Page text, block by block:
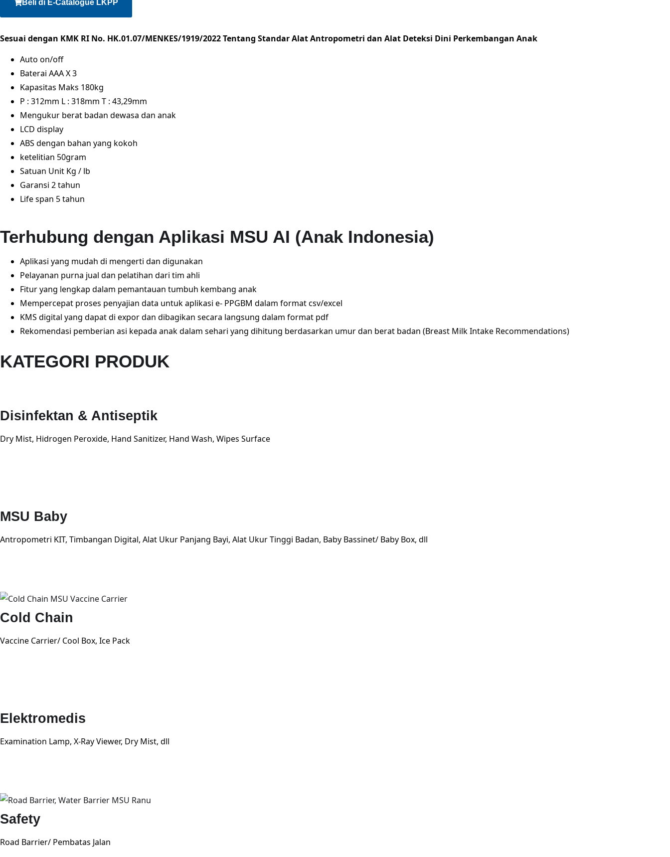
Beli di E-Catalogue LKPP
Sesuai dengan KMK RI No. HK.01.07/MENKES/1919/2022Tentang Standar Alat Antropometri dan Alat Deteksi Dini Perkembangan Anak
Auto on/off
Baterai AAA X 3
Kapasitas Maks 180kg
P : 312mm L : 318mm T : 43,29mm
Mengukur berat badan dewasa dan anak
LCD display
ABS dengan bahan yang kokoh
ketelitian 50gram
Satuan Unit Kg / lb
Garansi 2 tahun
Life span 5 tahun
Terhubung dengan Aplikasi MSU AI (Anak Indonesia)
Aplikasi yang mudah di mengerti dan digunakan
Pelayanan purna jual dan pelatihan dari tim ahli
Fitur yang lengkap dalam pemantauan tumbuh kembang anak
Mempercepat proses penyajian data untuk aplikasi e- PPGBM dalam format csv/excel
KMS digital yang dapat di expor dan dibagikan secara langsung dalam format pdf
Rekomendasi pemberian asi kepada anak dalam sehari yang dihitung berdasarkan umur dan berat badan (Breast Milk Intake Recommendations)
KATEGORI PRODUK
Disinfektan & Antiseptik
Dry Mist, Hidrogen Peroxide, Hand Sanitizer, Hand Wash, Wipes Surface
MSU Baby
Antropometri KIT, Timbangan Digital, Alat Ukur Panjang Bayi, Alat Ukur Tinggi Badan, Baby Bassinet/ Baby Box, dll
Cold Chain
Vaccine Carrier/ Cool Box, Ice Pack
Elektromedis
Examination Lamp, X-Ray Viewer, Dry Mist, dll
Safety
Road Barrier/ Pembatas Jalan